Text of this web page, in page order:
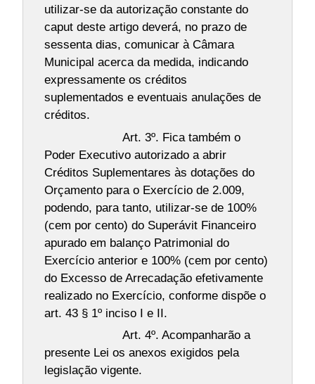
utilizar-se da autorização constante do
caput deste artigo deverá, no prazo de
sessenta dias, comunicar à Câmara
Municipal acerca da medida, indicando
expressamente os créditos
suplementados e eventuais anulações de
créditos.
Art. 3º. Fica também o
Poder Executivo autorizado a abrir
Créditos Suplementares às dotações do
Orçamento para o Exercício de 2.009,
podendo, para tanto, utilizar-se de 100%
(cem por cento) do Superávit Financeiro
apurado em balanço Patrimonial do
Exercício anterior e 100% (cem por cento)
do Excesso de Arrecadação efetivamente
realizado no Exercício, conforme dispõe o
art. 43 § 1º inciso I e II.
Art. 4º. Acompanharão a
presente Lei os anexos exigidos pela
legislação vigente.